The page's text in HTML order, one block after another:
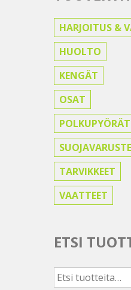
HARJOITUS &
HUOLTO
KENGÄT
OSAT
POLKUPYÖRÄT
TARVIKKEET
VAATTEET
ETSI
Etsi: